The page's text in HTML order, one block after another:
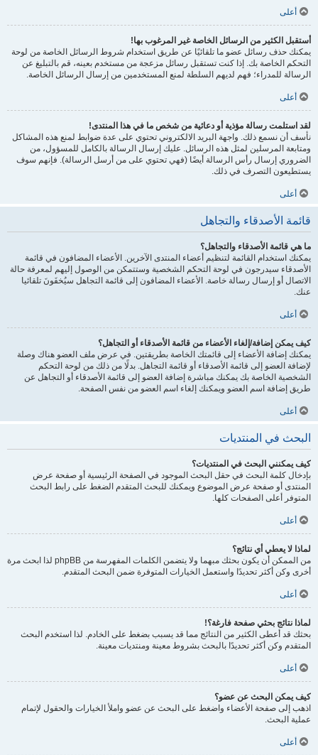
أعلى
أستقبل الكثير من الرسائل الخاصة غير المرغوب بها!
يمكنك حذف رسائل عضو ما تلقائيًا عن طريق استخدام شروط الرسائل الخاصة من لوحة
التحكم الخاصة بك. إذا كنت تستقبل رسائل مزعجة من مستخدم بعينه، قم بالتبليغ عن
الرسالة للمدراء؛ فهم لديهم السلطة لمنع المستخدمين من إرسال الرسائل الخاصة.
أعلى
لقد استلمت رسالة مؤذية أو دعائية من شخص ما في هذا المنتدى!
نأسف أن نسمع ذلك. واجهة البريد الالكتروني تحتوي على عدة ضوابط لمنع هذه المشاكل
ومتابعة المرسلين لمثل هذه الرسائل. عليك إرسال الرسالة بالكامل للمسؤول، من
الضروري إرسال رأس الرسالة أيضًا (فهي تحتوي على من أرسل الرسالة). فإنهم سوف
يستطيعون التصرف في ذلك.
أعلى
قائمة الأصدقاء والتجاهل
ما هي قائمة الأصدقاء والتجاهل؟
يمكنك استخدام القائمة لتنظيم أعضاء المنتدى الآخرين. الأعضاء المضافون في قائمة
الأصدقاء سيدرجون في لوحة التحكم الشخصية وستتمكن من الوصول إليهم لمعرفة حالة
الاتصال أو إرسال رسالة خاصة. الأعضاء المضافون إلى قائمة التجاهل سيُخفَونَ تلقائيا
عنك.
أعلى
كيف يمكن إضافة/إلغاء الأعضاء من قائمة الأصدقاء أو التجاهل؟
يمكنك إضافة الأعضاء إلى قائمتك الخاصة بطريقتين. في عرض ملف العضو هناك وصلة
لإضافة العضو إلى قائمة الأصدقاء أو قائمة التجاهل. بدلًا من ذلك من لوحة التحكم
الشخصية الخاصة بك يمكنك مباشرة إضافة العضو إلى قائمة الأصدقاء أو التجاهل عن
طريق إضافة اسم العضو ويمكنك إلغاء اسم العضو من نفس الصفحة.
أعلى
البحث في المنتديات
كيف يمكنني البحث في المنتديات؟
بإدخال كلمة البحث في حقل البحث الموجود في الصفحة الرئيسية أو صفحة عرض
المنتدى أو صفحة عرض الموضوع ويمكنك للبحث المتقدم الضغط على رابط البحث
المتوفر أعلى الصفحات كلها.
أعلى
لماذا لا يعطي أي نتائج؟
من الممكن أن يكون بحثك مبهما ولا يتضمن الكلمات المفهرسة من phpBB لذا ابحث مرة
أخرى وكن أكثر تحديدًا واستعمل الخيارات المتوفرة ضمن البحث المتقدم.
أعلى
لماذا نتائج بحثي صفحة فارغة؟!
بحثك قد أعطى الكثير من النتائج مما قد يسبب بضغط على الخادم. لذا استخدم البحث
المتقدم وكن أكثر تحديدًا بالبحث بشروط معينة ومنتديات معينة.
أعلى
كيف يمكن البحث عن عضو؟
اذهب إلى صفحة الأعضاء واضغط على البحث عن عضو واملأ الخيارات والحقول لإتمام
عملية البحث.
أعلى